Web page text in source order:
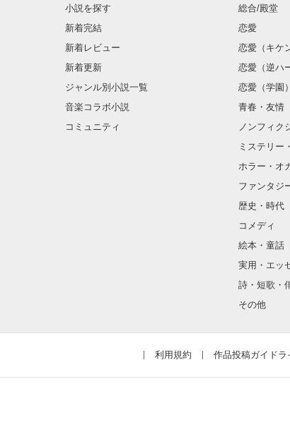
小説を探す
新着完結
新着レビュー
新着更新
ジャンル別小説一覧
音楽コラボ小説
コミュニティ
総合/殿堂
恋愛
恋愛（キケ
恋愛（逆ハ
恋愛（学園）
青春・友情
ノンフィク
ミステリー
ホラー・オ
ファンタジ
歴史・時代
コメディ
絵本・童話
実用・エッ
詩・短歌・
その他
利用規約 作品投稿ガイドラ